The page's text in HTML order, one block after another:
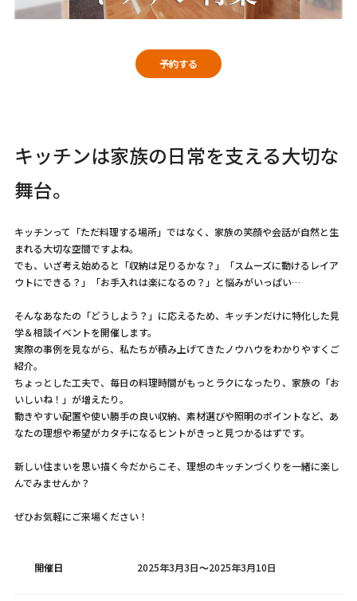
予約する
キッチンは家族の日常を支える大切な
舞台。
キッチンって「ただ料理する場所」ではなく、家族の笑顔や会話が自然と生
まれる大切な空間ですよね。
でも、いざ考え始めると「収納は足りるかな？」「スムーズに動けるレイア
ウトにできる？」「お手入れは楽になるの？」と悩みがいっぱい…
そんなあなたの「どうしよう？」に応えるため、キッチンだけに特化した見
学＆相談イベントを開催します。
実際の事例を見ながら、私たちが積み上げてきたノウハウをわかりやすくご
紹介。
ちょっとした工夫で、毎日の料理時間がもっとラクになったり、家族の「お
いしいね！」が増えたり。
動きやすい配置や使い勝手の良い収納、素材選びや照明のポイントなど、あ
なたの理想や希望がカタチになるヒントがきっと見つかるはずです。
新しい住まいを思い描く今だからこそ、理想のキッチンづくりを一緒に楽し
んでみませんか？
ぜひお気軽にご来場ください！
開催日 2025年3月3日～2025年3月10日